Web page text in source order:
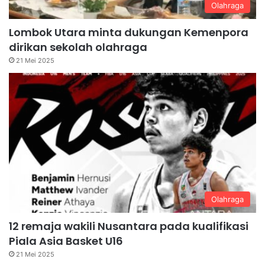
Olahraga
Lombok Utara minta dukungan Kemenpora
dirikan sekolah olahraga
21 Mei 2025
Olahraga
12 remaja wakili Nusantara pada kualifikasi
Piala Asia Basket U16
21 Mei 2025